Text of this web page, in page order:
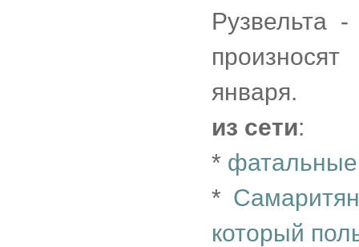
Рузвельта
января.
из сети:
*
*
который